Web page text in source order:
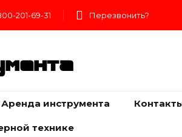
201-69-31 Перезвонить?
Аренда инструмента
технике